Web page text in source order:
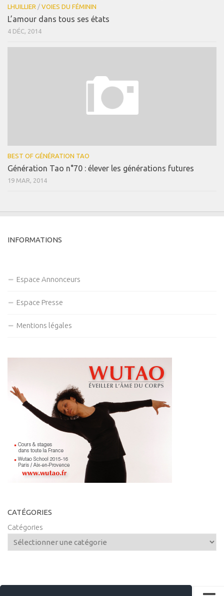
LHUILLIER / VOIES DU FÉMININ
L’amour dans tous ses états
4 DÉC, 2014
BEST OF GÉNÉRATION TAO
Génération Tao n°70 : élever les générations futures
19 MAR, 2014
INFORMATIONS
Espace Annonceurs
Espace Presse
Mentions légales
CATÉGORIES
Catégories